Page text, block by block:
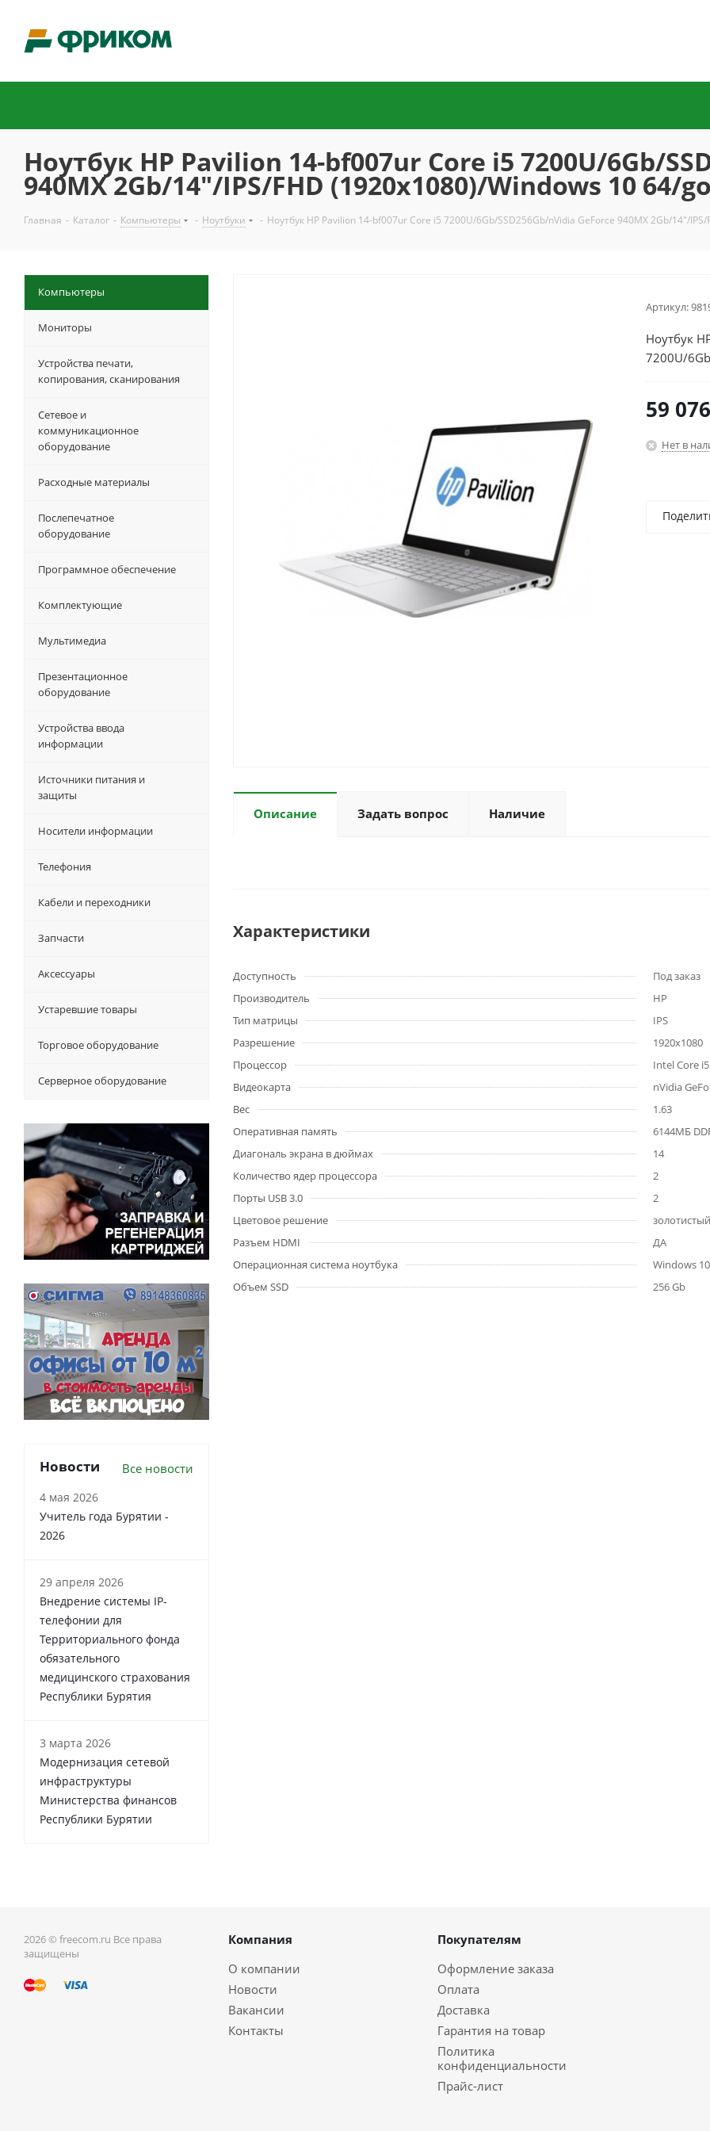
Ноутбук HP Pavilion 14-bf007ur Core i5 7200U/6Gb/
940MX 2Gb/14"/IPS/FHD (1920x1080)/Windows 10 64/
Главная - Каталог - Компьютеры - Ноутбуки - Ноутбук HP Pavilion 14-bf007ur Core i5 7200U/6Gb/SSD256Gb/nVidia GeForce 940MX 2Gb/14"/
Артикул:
Ноутбук
7200U/
59 076
Нет в
Описание Задать вопрос Наличие
Характеристики
Доступность
Под заказ
Производитель
HP
Тип матрицы
IPS
Разрешение
1920x1080
Процессор
Intel Core
Видеокарта
nVidia
Вес
1.63
Оперативная память
6144МБ
Диагональ экрана в дюймах
14
Количество ядер процессора
2
Порты USB 3.0
2
Цветовое решение
золотистый
Разъем HDMI
ДА
Операционная система ноутбука
Windows
Объем SSD
256 Gb
Компьютеры
Мониторы
Устройства печати,
копирования, сканирования
Сетевое и
коммуникационное
оборудование
Расходные материалы
Послепечатное
оборудование
Программное обеспечение
Комплектующие
Мультимедиа
Презентационное
оборудование
Устройства ввода
информации
Источники питания и
защиты
Носители информации
Телефония
Кабели и переходники
Запчасти
Аксессуары
Устаревшие товары
Торговое оборудование
Серверное оборудование
Новости Все новости
4 мая 2026
Учитель года Бурятии -
2026
29 апреля 2026
Внедрение системы IP-
телефонии для
Территориального фонда
обязательного
медицинского страхования
Республики Бурятия
3 марта 2026
Модернизация сетевой
инфраструктуры
Министерства финансов
Республики Бурятии
2026 © freecom.ru Все права
защищены
Компания
О компании
Новости
Вакансии
Контакты
Покупателям
Оформление заказа
Оплата
Доставка
Гарантия на товар
Политика
конфиденциальности
Прайс-лист